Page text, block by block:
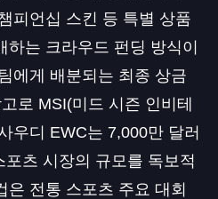
피언십 스킨 등 특별 상품
하는 크라우드 펀딩 방식이
에게 배분되는 최종 상금
로 MSI(미드 시즌 인비테
우디 EWC는 7,000만 달러
츠 시장의 규모를 독보적
은 전통 스포츠 주요 대회